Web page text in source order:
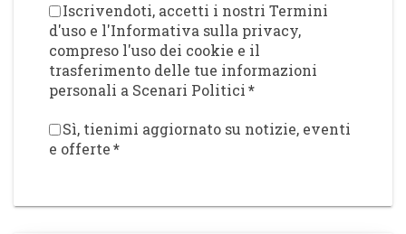
Iscrivendoti, accetti i nostri Termini
d'uso e l'Informativa sulla privacy,
compreso l'uso dei cookie e il
trasferimento delle tue informazioni
personali a Scenari Politici*
Sì, tienimi aggiornato su notizie, eventi
e offerte*